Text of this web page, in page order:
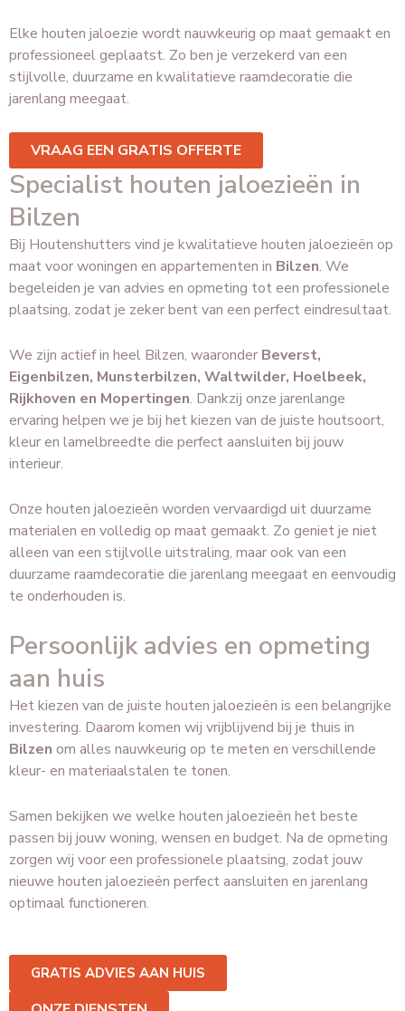
Elke houten jaloezie wordt nauwkeurig op maat gemaakt en
professioneel geplaatst. Zo ben je verzekerd van een
stijlvolle, duurzame en kwalitatieve raamdecoratie die
jarenlang meegaat.
VRAAG EEN GRATIS OFFERTE
Specialist houten jaloezieën in
Bilzen
Bij Houtenshutters vind je kwalitatieve houten jaloezieën op
maat voor woningen en appartementen in Bilzen. We
begeleiden je van advies en opmeting tot een professionele
plaatsing, zodat je zeker bent van een perfect eindresultaat.
We zijn actief in heel Bilzen, waaronder Beverst,
Eigenbilzen, Munsterbilzen, Waltwilder, Hoelbeek,
Rijkhoven en Mopertingen. Dankzij onze jarenlange
ervaring helpen we je bij het kiezen van de juiste houtsoort,
kleur en lamelbreedte die perfect aansluiten bij jouw
interieur.
Onze houten jaloezieën worden vervaardigd uit duurzame
materialen en volledig op maat gemaakt. Zo geniet je niet
alleen van een stijlvolle uitstraling, maar ook van een
duurzame raamdecoratie die jarenlang meegaat en eenvoudig
te onderhouden is.
Persoonlijk advies en opmeting
aan huis
Het kiezen van de juiste houten jaloezieën is een belangrijke
investering. Daarom komen wij vrijblijvend bij je thuis in
Bilzen om alles nauwkeurig op te meten en verschillende
kleur- en materiaalstalen te tonen.
Samen bekijken we welke houten jaloezieën het beste
passen bij jouw woning, wensen en budget. Na de opmeting
zorgen wij voor een professionele plaatsing, zodat jouw
nieuwe houten jaloezieën perfect aansluiten en jarenlang
optimaal functioneren.
GRATIS ADVIES AAN HUIS